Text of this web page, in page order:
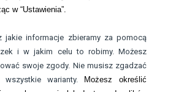
w “Ustawienia”.
jakie informacje zbieramy za pomocą
i w jakim celu to robimy. Możesz
swoje zgody. Nie musisz zgadzać
warianty.
Możesz określić
08 72